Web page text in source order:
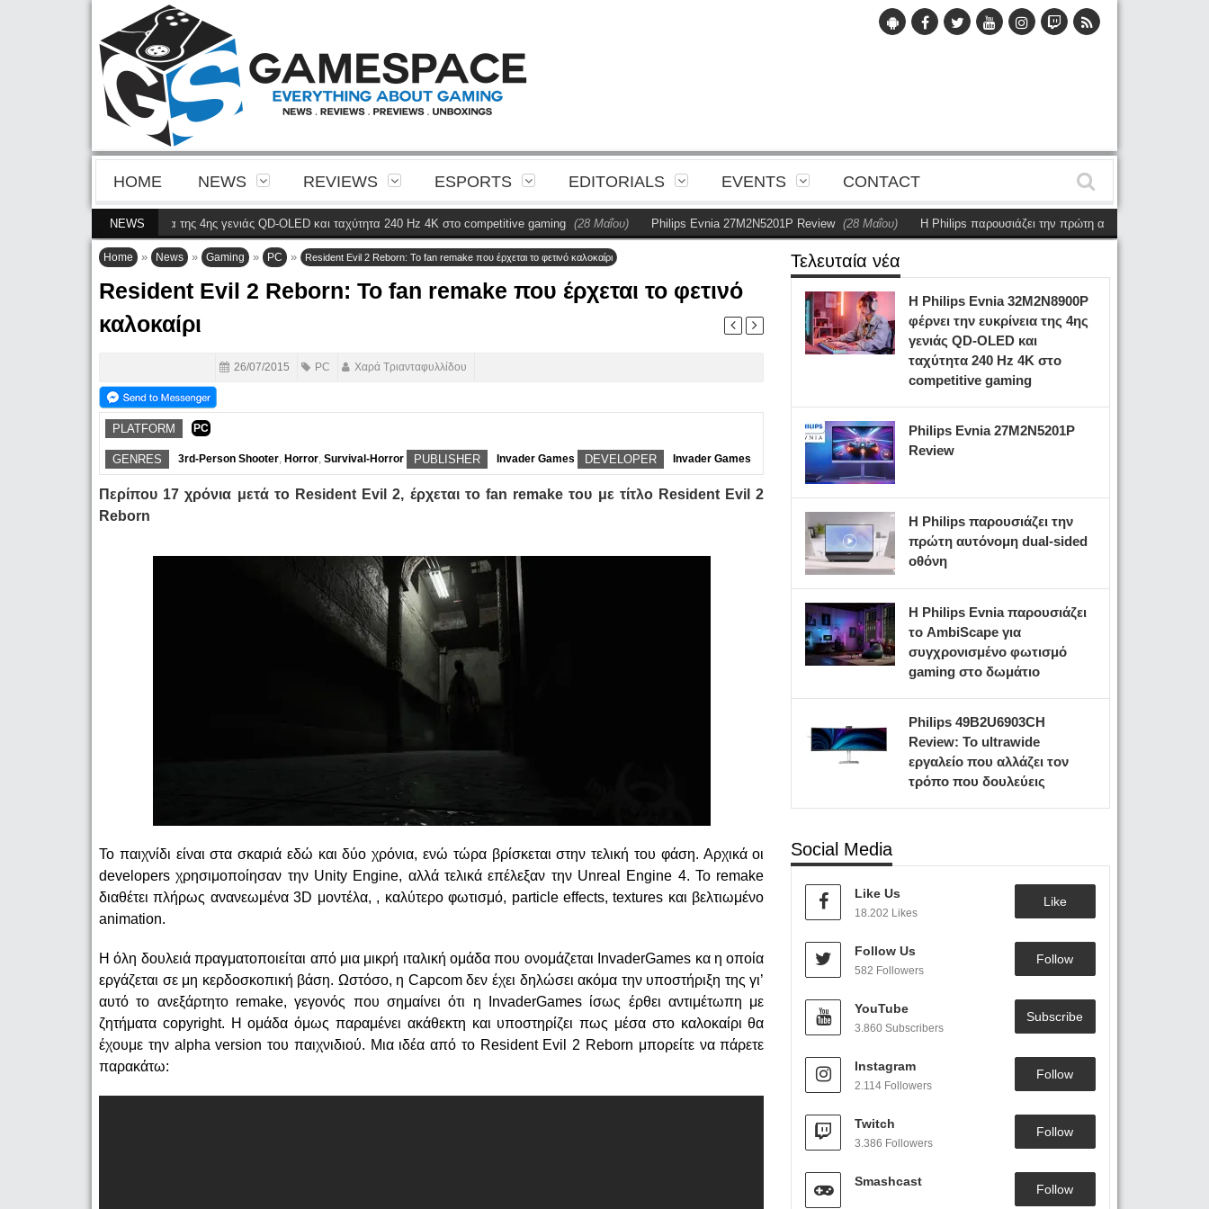
HOME NEWS REVIEWS ESPORTS EDITORIALS EVENTS CONTACT
NEWS
φέρνει την ευκρίνεια της 4ης γενιάς QD-OLED και ταχύτητα 240 Hz 4K στο competitive gaming (28 Μαΐου) Philips Evnia 27M2N5201P Review (28 Μαΐου) Η Philips παρουσιάζει την πρώτη αυτόνομη dual-sided οθόνη
Home » News » Gaming » PC » Resident Evil 2 Reborn: Το fan remake που έρχεται το φετινό καλοκαίρι
Resident Evil 2 Reborn: Το fan remake που έρχεται το φετινό
καλοκαίρι
26/07/2015 PC Χαρά Τριανταφυλλίδου
PLATFORM PC
GENRES 3rd-Person Shooter, Horror, Survival-Horror PUBLISHER Invader Games DEVELOPER Invader Games
Περίπου 17 χρόνια μετά το Resident Evil 2, έρχεται το fan remake του με τίτλο Resident Evil 2
Reborn
Το παιχνίδι είναι στα σκαριά εδώ και δύο χρόνια, ενώ τώρα βρίσκεται στην τελική του φάση. Αρχικά οι
developers χρησιμοποίησαν την Unity Engine, αλλά τελικά επέλεξαν την Unreal Engine 4. Το remake
διαθέτει πλήρως ανανεωμένα 3D μοντέλα, , καλύτερο φωτισμό, particle effects, textures και βελτιωμένο
animation.
Η όλη δουλειά πραγματοποιείται από μια μικρή ιταλική ομάδα που ονομάζεται InvaderGames κα η οποία
εργάζεται σε μη κερδοσκοπική βάση. Ωστόσο, η Capcom δεν έχει δηλώσει ακόμα την υποστήριξη της γι’
αυτό το ανεξάρτητο remake, γεγονός που σημαίνει ότι η InvaderGames ίσως έρθει αντιμέτωπη με
ζητήματα copyright. Η ομάδα όμως παραμένει ακάθεκτη και υποστηρίζει πως μέσα στο καλοκαίρι θα
έχουμε την alpha version του παιχνιδιού. Μια ιδέα από το Resident Evil 2 Reborn μπορείτε να πάρετε
παρακάτω:
Τελευταία νέα
Η Philips Evnia 32M2N8900P
φέρνει την ευκρίνεια της 4ης
γενιάς QD-OLED και
ταχύτητα 240 Hz 4K στο
competitive gaming
Philips Evnia 27M2N5201P
Review
Η Philips παρουσιάζει την
πρώτη αυτόνομη dual-sided
οθόνη
Η Philips Evnia παρουσιάζει
το AmbiScape για
συγχρονισμένο φωτισμό
gaming στο δωμάτιο
Philips 49B2U6903CH
Review: Το ultrawide
εργαλείο που αλλάζει τον
τρόπο που δουλεύεις
Social Media
Like Us
18.202 Likes
Like
Follow Us
582 Followers
Follow
YouTube
3.860 Subscribers
Subscribe
Instagram
2.114 Followers
Follow
Twitch
3.386 Followers
Follow
Smashcast
Follow